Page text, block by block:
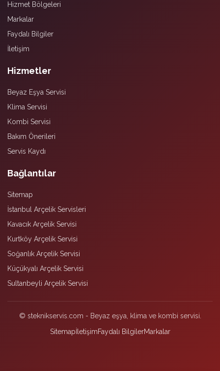
Hizmet Bölgeleri
Markalar
Faydalı Bilgiler
İletişim
Hizmetler
Beyaz Eşya Servisi
Klima Servisi
Kombi Servisi
Bakım Önerileri
Servis Kaydı
Bağlantılar
Sitemap
İstanbul Arçelik Servisleri
Kavacık Arçelik Servisi
Kurtköy Arçelik Servisi
Soğanlık Arçelik Servisi
Küçükyalı Arçelik Servisi
Sultanbeyli Arçelik Servisi
© steknikservis.com - Beyaz eşya, klima ve kombi servisi.
SitemapİletişimFaydalı BilgilerMarkalar